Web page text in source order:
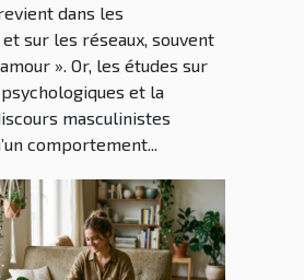
dans les
sur les réseaux, souvent
». Or, les études sur
et la
masculinistes
comportement...